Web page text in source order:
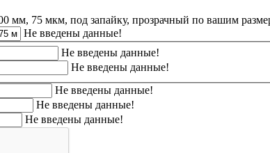
мм, 75 мкм, под запайку, прозрачный по вашим
Не введены данные!
Не введены данные!
Не введены данные!
Не введены данные!
Не введены данные!
Не введены данные!